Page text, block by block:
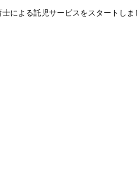
による託児サービスをスタートし